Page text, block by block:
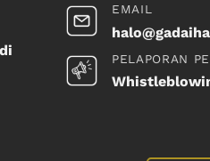
EMAIL
PELAPORAN